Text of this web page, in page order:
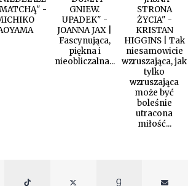
-
GNIEW.
UPADEK" -
JOANNA JAX |
Fascynująca,
piękna i
nieobliczalna...
STRONA
ŻYCIA" -
KRISTAN
HIGGINS | Tak
niesamowicie
wzruszająca, jak
tylko
wzruszająca
może być
boleśnie
utracona
miłość...